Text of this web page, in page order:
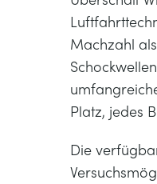
Machzahl
Platz, jedes
Die